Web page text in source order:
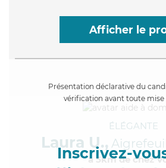
Afficher le
Présentation déclarative du
vérification avant toute mise
Inscrivez-
ÉLÉGANTE
Laura U.,
à 5km de chez